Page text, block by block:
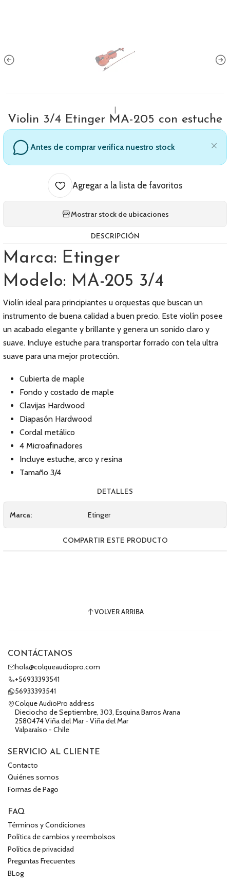
Violin 3/4 Etinger MA-205 con estuche
Antes de comprar verifica nuestro stock
Agregar a la lista de favoritos
Mostrar stock de ubicaciones
DESCRIPCIÓN
Marca: Etinger
Modelo: MA-205 3/4
Violín ideal para principiantes u orquestas que buscan un
instrumento de buena calidad a buen precio. Este violín posee
un acabado elegante y brillante y genera un sonido claro y
suave. Incluye estuche para transportar forrado con tela ultra
suave para una mejor protección.
Cubierta de maple
Fondo y costado de maple
Clavijas Hardwood
Diapasón Hardwood
Cordal metálico
4 Microafinadores
Incluye estuche, arco y resina
Tamaño 3/4
DETALLES
Marca: Etinger
COMPARTIR ESTE PRODUCTO
VOLVER ARRIBA
CONTÁCTANOS
hola@colqueaudiopro.com
+56933393541
56933393541
Colque AudioPro address
Dieciocho de Septiembre, 303, Esquina Barros Arana
2580474 Viña del Mar - Viña del Mar
Valparaíso - Chile
SERVICIO AL CLIENTE
Contacto
Quiénes somos
Formas de Pago
FAQ
Términos y Condiciones
Política de cambios y reembolsos
Política de privacidad
Preguntas Frecuentes
BLog